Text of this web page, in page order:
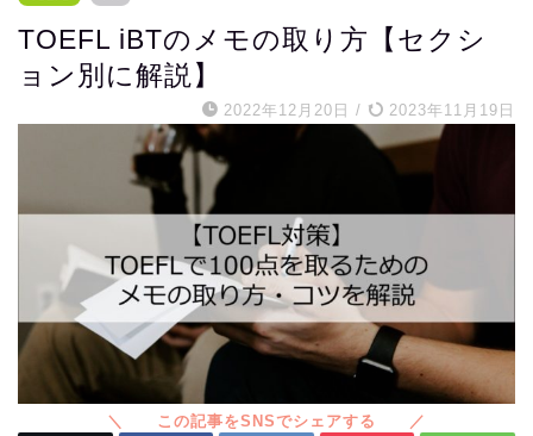
TOEFL iBTのメモの取り方【セクシ
ョン別に解説】
2022年12月20日 / 2023年11月19日